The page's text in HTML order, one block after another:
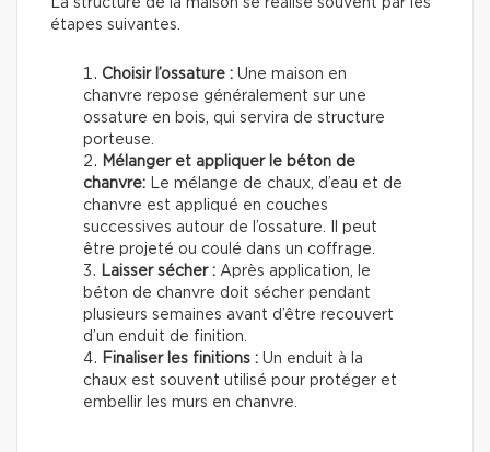
étapes suivantes.
Choisir l’ossature : Une maison en
chanvre repose généralement sur une
ossature en bois, qui servira de structure
porteuse.
Mélanger et appliquer le béton de
chanvre:
Le mélange de chaux, d’eau et de
chanvre est appliqué en couches
successives autour de l’ossature. Il peut
être projeté ou coulé dans un coffrage.
Laisser sécher : Après application, le
béton de chanvre doit sécher pendant
plusieurs semaines avant d’être recouvert
d’un enduit de finition.
Finaliser les finitions : Un enduit à la
chaux est souvent utilisé pour protéger et
embellir les murs en chanvre.